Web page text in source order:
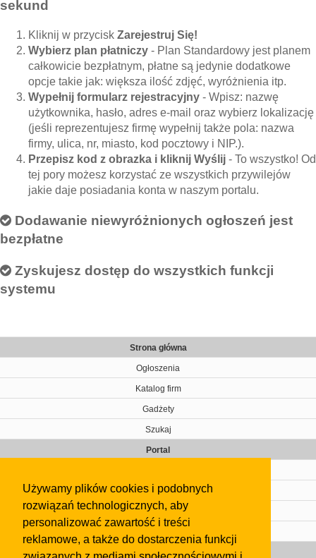
Używamy plików cookies i podobnych
rozwiązań technologicznych, aby
personalizować zawartość i treści
reklamowe, a także do dostarczenia funkcji
sekund
Kliknij w przycisk Zarejestruj Się!
Wybierz plan płatniczy - Plan Standardowy jest planem
całkowicie bezpłatnym, płatne są jedynie dodatkowe
opcje takie jak: większa ilość zdjęć, wyróżnienia itp.
Wypełnij formularz rejestracyjny - Wpisz: nazwę
użytkownika, hasło, adres e-mail oraz wybierz lokalizację
(jeśli reprezentujesz firmę wypełnij także pola: nazwa
firmy, ulica, nr, miasto, kod pocztowy i NIP.).
Przepisz kod z obrazka i kliknij Wyślij - To wszystko! Od
tej pory możesz korzystać ze wszystkich przywilejów
jakie daje posiadania konta w naszym portalu.
Dodawanie niewyróżnionych ogłoszeń jest
bezpłatne
Zyskujesz dostęp do wszystkich funkcji
systemu
Strona główna
Ogłoszenia
Katalog firm
Gadżety
Szukaj
Portal
Kontakt
Regulamin
Gazeta